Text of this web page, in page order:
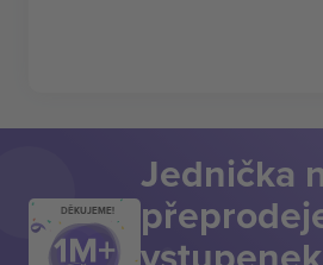
DĚKUJEME!
Jednička